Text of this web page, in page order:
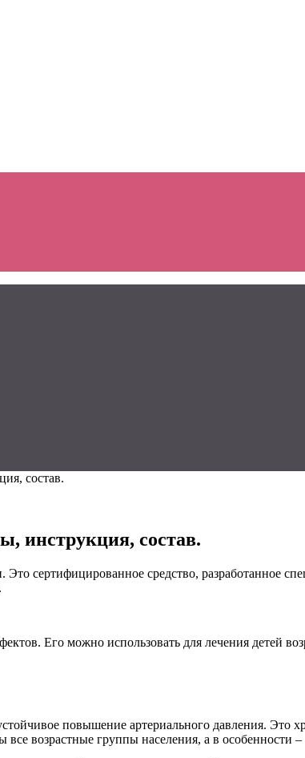
состав.
инструкция, состав.
сертифицированное средство, разработанное
Его можно использовать для лечения детей
повышение артериального давления. Это
возрастные группы населения, а в особенности